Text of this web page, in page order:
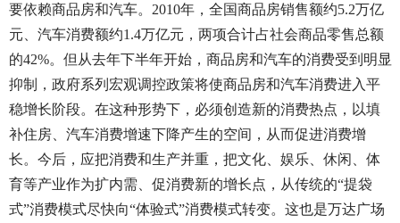
要依赖商品房和汽车。2010年，全国商品房销售额约5.2万亿
元、汽车消费额约1.4万亿元，两项合计占社会商品零售总额
的42%。但从去年下半年开始，商品房和汽车的消费受到明显
抑制，政府系列宏观调控政策将使商品房和汽车消费进入平
稳增长阶段。在这种形势下，必须创造新的消费热点，以填
补住房、汽车消费增速下降产生的空间，从而促进消费增
长。今后，应把消费和生产并重，把文化、娱乐、休闲、体
育等产业作为扩内需、促消费新的增长点，从传统的“提袋
式”消费模式尽快向“体验式”消费模式转变。这也是万达广场